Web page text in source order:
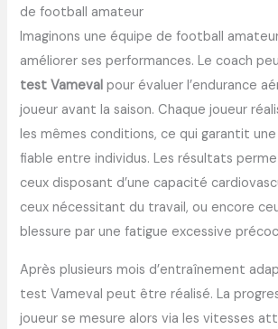
de football amateur
Imaginons une équipe de football
améliorer ses performances. Le coach
test Vameval pour évaluer l’endurance
joueur avant la saison. Chaque joueur
les mêmes conditions, ce qui garantit
fiable entre individus. Les résultats
ceux disposant d’une capacité
ceux nécessitant du travail, ou encore
blessure par une fatigue excessive
Après plusieurs mois d’entraînement
test Vameval peut être réalisé. La
joueur se mesure alors via les vitesses